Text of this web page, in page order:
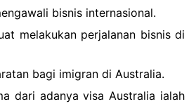
bisnis internasional.
melakukan perjalanan bisnis di
bagi imigran di Australia.
dari adanya visa Australia ialah